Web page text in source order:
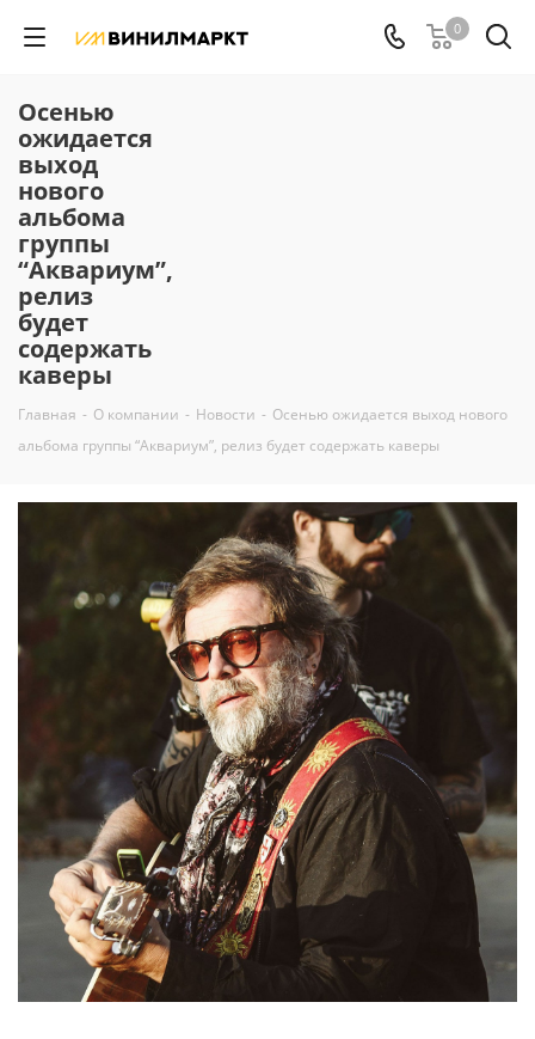
0
Осенью
ожидается
выход
нового
альбома
группы
“Аквариум”,
релиз
будет
содержать
каверы
Главная - О компании - Новости - Осенью ожидается выход нового
альбома группы “Аквариум”, релиз будет содержать каверы